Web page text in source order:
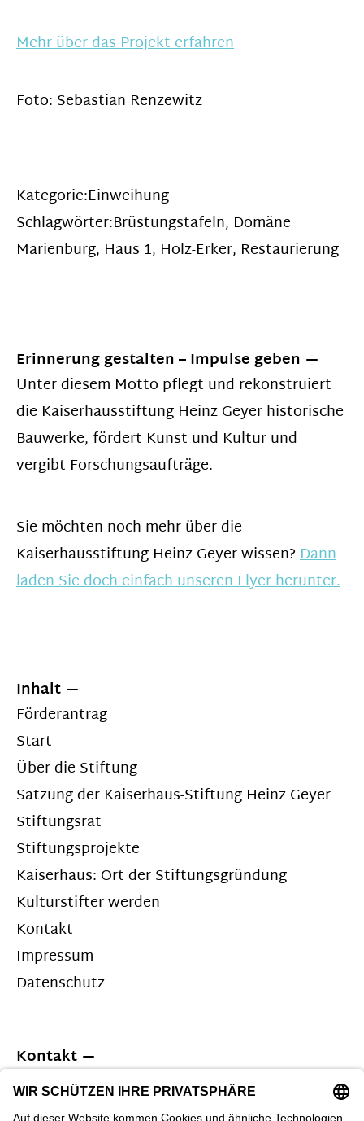
Mehr über das Projekt erfahren
Foto: Sebastian Renzewitz
Kategorie:Einweihung
Schlagwörter:Brüstungstafeln, Domäne
Marienburg, Haus 1, Holz-Erker, Restaurierung
Erinnerung gestalten – Impulse geben
Unter diesem Motto pflegt und rekonstruiert
die Kaiserhausstiftung Heinz Geyer historische
Bauwerke, fördert Kunst und Kultur und
vergibt Forschungsaufträge.
Sie möchten noch mehr über die
Kaiserhausstiftung Heinz Geyer wissen?Dann
laden Sie doch einfach unseren Flyer herunter.
Inhalt
Förderantrag
Start
Über die Stiftung
Satzung der Kaiserhaus-Stiftung Heinz Geyer
Stiftungsrat
Stiftungsprojekte
Kaiserhaus: Ort der Stiftungsgründung
Kulturstifter werden
Kontakt
Impressum
Datenschutz
Kontakt
Kaiserhausstiftung Heinz Geyer
Andreasplatz 20